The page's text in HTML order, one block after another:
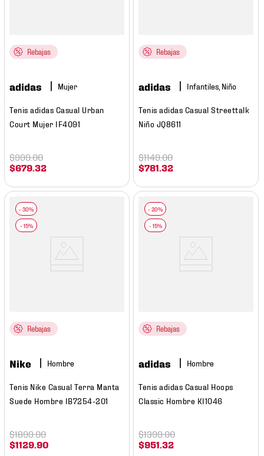
Rebajas
adidas Mujer
Tenis adidas Casual Urban
Court Mujer IF4091
$679 .32
$999.00
Rebajas
adidas Infantiles, Niño
Tenis adidas Casual Streettalk
Niño JQ8611
$781 .32
$1149.00
Rebajas
Nike Hombre
Tenis Nike Casual Terra Manta
Suede Hombre IB7254-201
$1129 .90
$1899.00
Rebajas
adidas Hombre
Tenis adidas Casual Hoops
Classic Hombre KI1046
$951 .32
$1399.00